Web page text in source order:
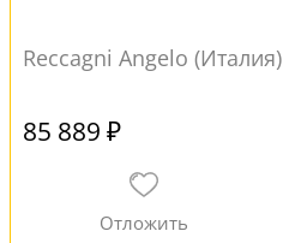
Reccagni Angelo (Италия)
85 889 ₽